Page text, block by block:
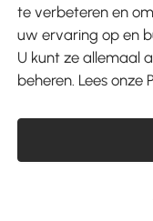
Download de
MH Handel
© 2021-2026
te verbeteren en
uw ervaring op en
U kunt ze allemaal
beheren. Lees onze